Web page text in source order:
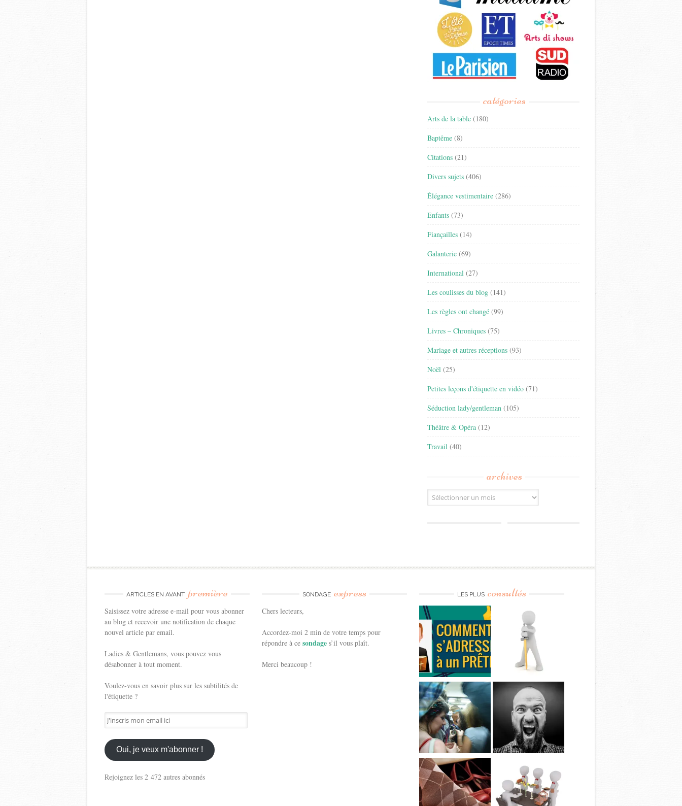
catégories
Arts de la table (180)
Baptême (8)
Citations (21)
Divers sujets (406)
Élégance vestimentaire (286)
Enfants (73)
Fiançailles (14)
Galanterie (69)
International (27)
Les coulisses du blog (141)
Les règles ont changé (99)
Livres – Chroniques (75)
Mariage et autres réceptions (93)
Noël (25)
Petites leçons d'étiquette en vidéo (71)
Séduction lady/gentleman (105)
Théâtre & Opéra (12)
Travail (40)
archives
Archives
ARTICLES EN AVANT première
Saisissez votre adresse e-mail pour vous abonner
au blog et recevoir une notification de chaque
nouvel article par email.
Ladies & Gentlemans, vous pouvez vous
désabonner à tout moment.
Voulez-vous en savoir plus sur les subtilités de
l'étiquette ?
J'inscris
mon
email
ici
Oui, je veux m'abonner !
Rejoignez les 2 472 autres abonnés
SONDAGE express
Chers lecteurs,
Accordez-moi 2 min de votre temps pour
répondre à cesondages’il vous plaît.
Merci beaucoup !
LES PLUS consultés